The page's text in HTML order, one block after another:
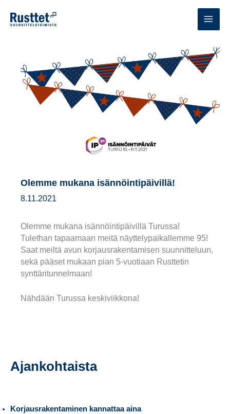
sisältöön
Olemme mukana isännöintipäivillä!
8.11.2021
Olemme mukana isännöintipäivillä Turussa!
Tulethan tapaamaan meitä näyttelypaikallemme 95!
Saat meiltä avun korjausrakentamisen suunnitteluun,
sekä pääset mukaan pian 5-vuotiaan Rusttetin
synttäritunnelmaan!
Nähdään Turussa keskiviikkona!
Ajankohtaista
Korjausrakentaminen kannattaa aina